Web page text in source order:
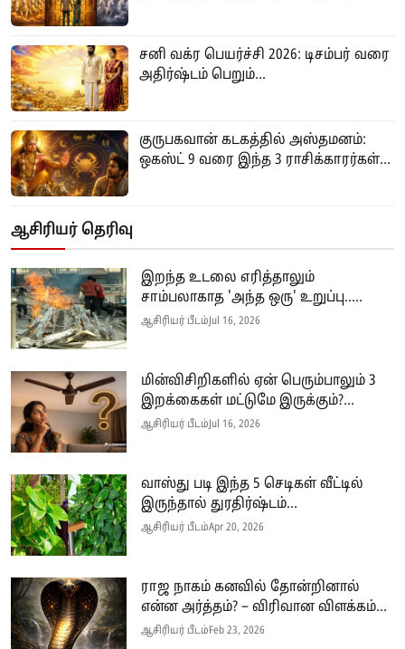
சனி வக்ர பெயர்ச்சி 2026: டிசம்பர் வரை
அதிர்ஷ்டம் பெறும்...
குருபகவான் கடகத்தில் அஸ்தமனம்:
ஒகஸ்ட் 9 வரை இந்த 3 ராசிக்காரர்கள்...
ஆசிரியர் தெரிவு
இறந்த உடலை எரித்தாலும்
சாம்பலாகாத 'அந்த ஒரு' உறுப்பு.....
ஆசிரியர் பீடம்Jul 16, 2026
மின்விசிறிகளில் ஏன் பெரும்பாலும் 3
இறக்கைகள் மட்டுமே இருக்கும்?...
ஆசிரியர் பீடம்Jul 16, 2026
வாஸ்து படி இந்த 5 செடிகள் வீட்டில்
இருந்தால் துரதிர்ஷ்டம்...
ஆசிரியர் பீடம்Apr 20, 2026
ராஜ நாகம் கனவில் தோன்றினால்
என்ன அர்த்தம்? – விரிவான விளக்கம்...
ஆசிரியர் பீடம்Feb 23, 2026